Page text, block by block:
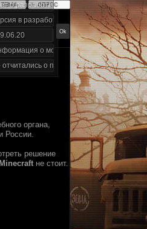
о разработке!
в разработке!
о моде за июнь 2020
о проделанной работе
органа,
России.
решение
Minecraft не стоит.